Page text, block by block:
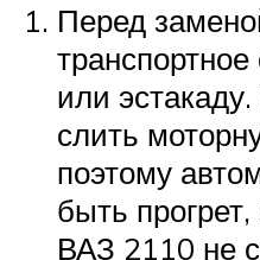
Перед
или
слить
поэтому
быть
ВАЗ 2110 не